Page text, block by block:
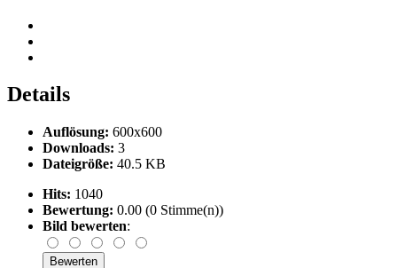
Details
Auflösung: 600x600
Downloads: 3
Dateigröße: 40.5 KB
Hits: 1040
Bewertung: 0.00 (0 Stimme(n))
Bild bewerten: